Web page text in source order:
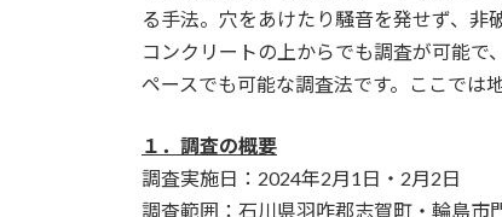
る手法。穴をあけたり騒音を発せず、非
コンクリートの上からでも調査が可能で
ペースでも可能な調査法です。ここでは
１．調査の概要
調査実施日：2024年2月1日・2月2日
調査範囲：石川県羽咋郡志賀町・輪島市